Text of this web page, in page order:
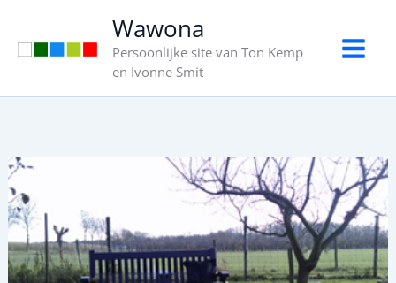
Wawona
Persoonlijke site van Ton Kemp
en Ivonne Smit